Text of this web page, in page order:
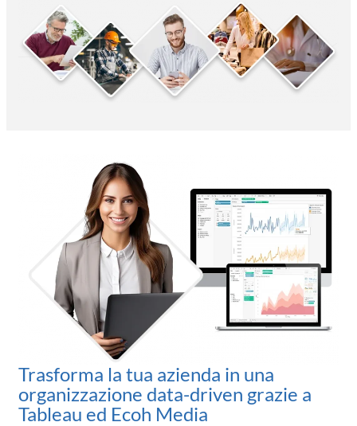
Trasforma la tua azienda in una
organizzazione data-driven grazie a
Tableau ed Ecoh Media